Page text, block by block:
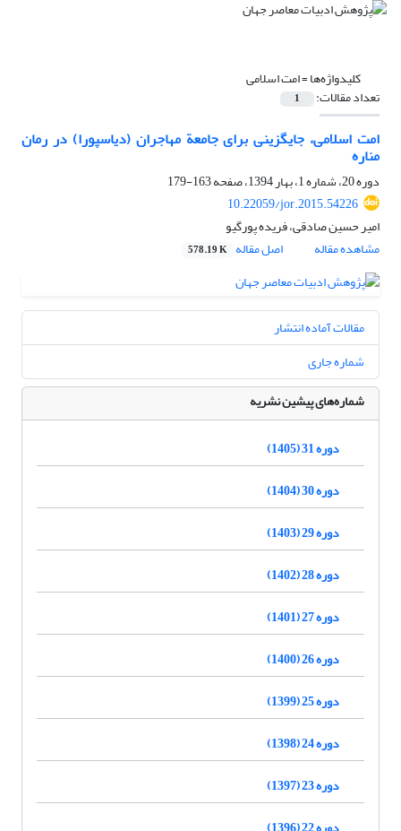
کلیدواژه‌ها =امت اسلامی
تعداد مقالات: 1
امت اسلامی، جایگزینی برای جامعة مهاجران (دیاسپورا) در رمان
مناره
دوره 20، شماره 1، بهار 1394، صفحه
163-179
10.22059/jor.2015.54226
امیر حسین صادقی، فریده پورگیو
مشاهده مقاله
اصل مقاله 578.19 K
مقالات آماده انتشار
شماره جاری
شماره‌های پیشین نشریه
دوره 31 (1405)
دوره 30 (1404)
دوره 29 (1403)
دوره 28 (1402)
دوره 27 (1401)
دوره 26 (1400)
دوره 25 (1399)
دوره 24 (1398)
دوره 23 (1397)